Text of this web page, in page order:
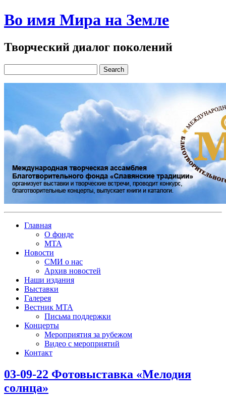
Во имя Мира на Земле
Творческий диалог поколений
Главная
О фонде
МТА
Новости
СМИ о нас
Архив новостей
Наши издания
Выставки
Галерея
Вестник МТА
Письма поддержки
Концерты
Мероприятия за рубежом
Видео с мероприятий
Контакт
03-09-22 Фотовыставка «Мелодия
солнца»